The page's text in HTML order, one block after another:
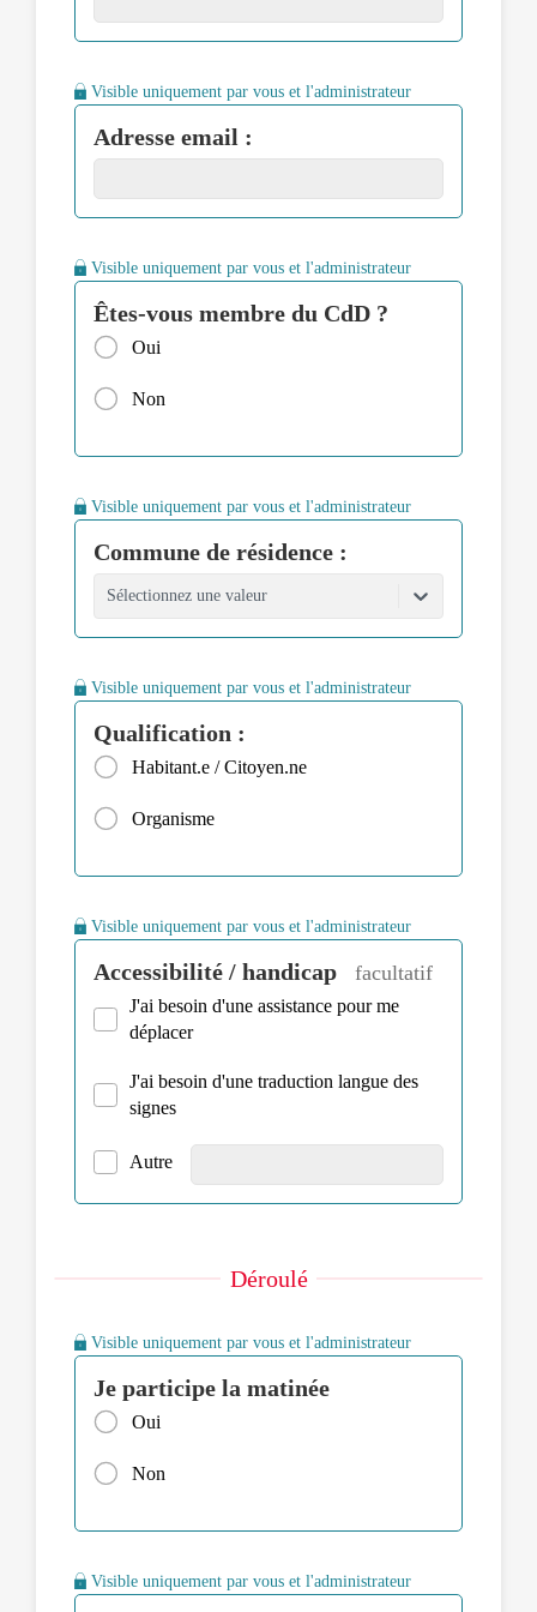
Visible uniquement par vous et l'administrateur
Adresse email :
Visible uniquement par vous et l'administrateur
Êtes-vous membre du CdD ?
Oui
Non
Visible uniquement par vous et l'administrateur
Commune de résidence :
Sélectionnez une valeur
Visible uniquement par vous et l'administrateur
Qualification :
Habitant.e / Citoyen.ne
Organisme
Visible uniquement par vous et l'administrateur
Accessibilité / handicap facultatif
J'ai besoin d'une assistance pour me
déplacer
J'ai besoin d'une traduction langue des
signes
Autre
Déroulé
Visible uniquement par vous et l'administrateur
Je participe la matinée
Oui
Non
Visible uniquement par vous et l'administrateur